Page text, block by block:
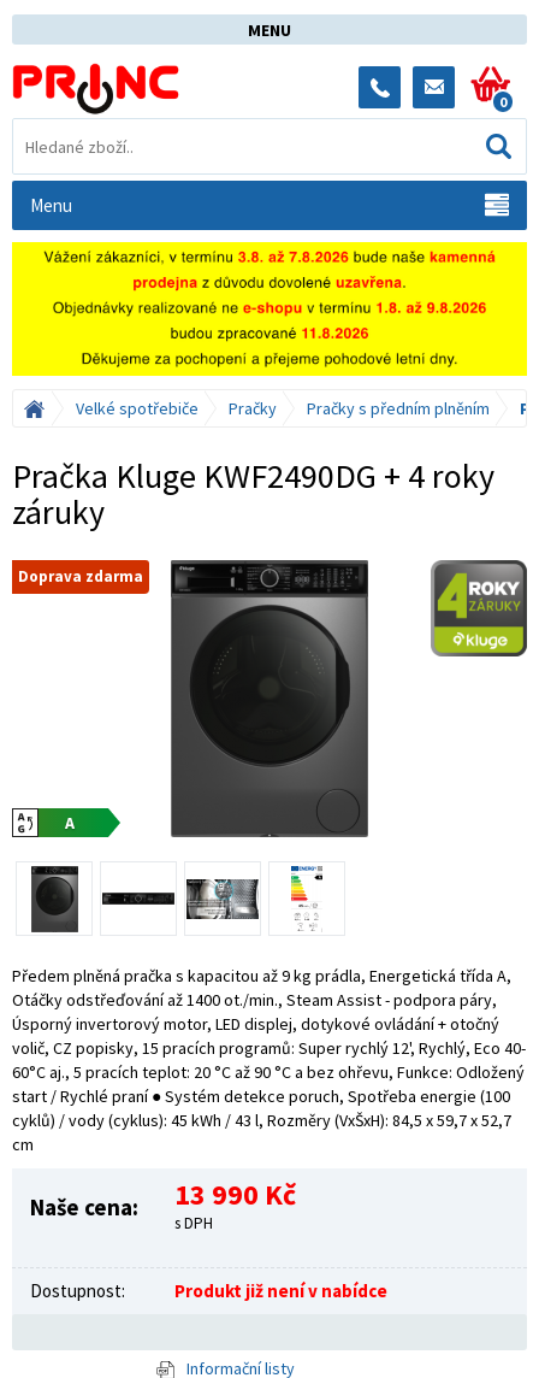
MENU
0
Menu
Velké spotřebiče Pračky Pračky s předním plněním
Pračka Kluge KWF2490DG + 4 roky
záruky
Doprava zdarma
Předem plněná pračka s kapacitou až 9 kg prádla, Energetická třída A,
Otáčky odstřeďování až 1400 ot./min., Steam Assist - podpora páry,
Úsporný invertorový motor, LED displej, dotykové ovládání + otočný
volič, CZ popisky, 15 pracích programů: Super rychlý 12', Rychlý, Eco 40-
60°C aj., 5 pracích teplot: 20 °C až 90 °C a bez ohřevu, Funkce: Odložený
start / Rychlé praní ● Systém detekce poruch, Spotřeba energie (100
cyklů) / vody (cyklus): 45 kWh / 43 l, Rozměry (VxŠxH): 84,5 x 59,7 x 52,7
cm
Naše cena: 13 990 Kč
s DPH
Dostupnost: Produkt již není v nabídce
Informační listy